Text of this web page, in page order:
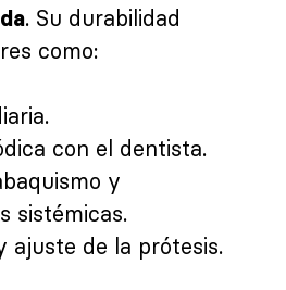
. Su durabilidad
como:
con el dentista.
y
sistémicas.
ajuste de la prótesis.